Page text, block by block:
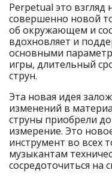
Perpetual это взгляд
совершенно новой
об окружающем и
вдохновляет и
основными
игры, длительный
струн.
Эта новая идея
изменений в
струны приобрели
измерение. Это
инструмент во всех
музыкантам
сосредоточиться на